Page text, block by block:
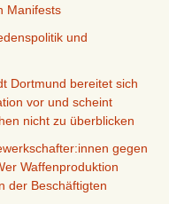
Manifests
und
Dortmund bereitet sich
vor und scheint
nicht zu überblicken
gegen
Waffenproduktion
der Beschäftigten